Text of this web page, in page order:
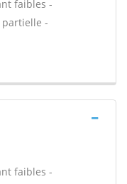
faibles -
partielle -
faibles -